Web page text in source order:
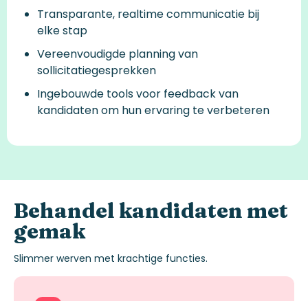
Transparante, realtime communicatie bij
elke stap
Vereenvoudigde planning van
sollicitatiegesprekken
Ingebouwde tools voor feedback van
kandidaten om hunervaringte verbeteren
Behandelkandidatenmet
gemak
Slimmer werven met krachtige functies.